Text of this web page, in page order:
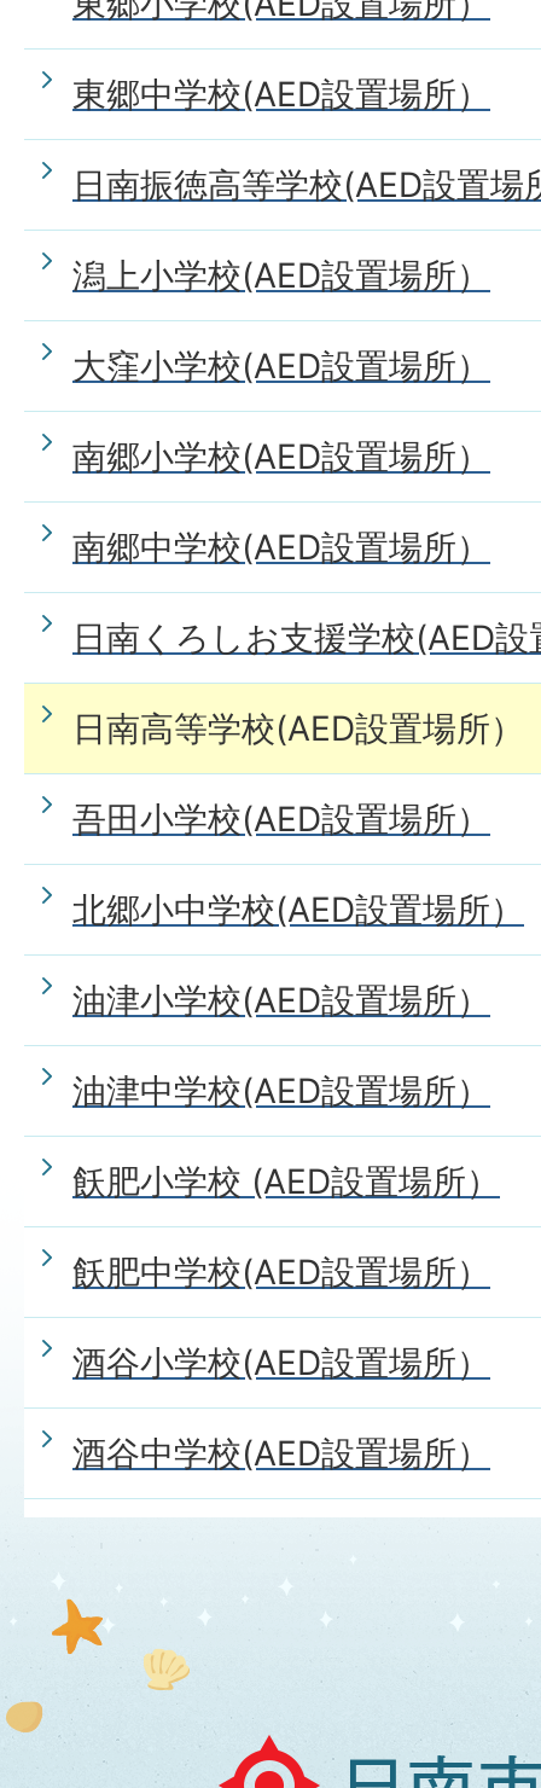
東郷中学校(AED設置場所）
日南振徳高等学校(AED設置場
潟上小学校(AED設置場所）
大窪小学校(AED設置場所）
南郷小学校(AED設置場所）
南郷中学校(AED設置場所）
日南くろしお支援学校(AED設
日南高等学校(AED設置場所）
吾田小学校(AED設置場所）
北郷小中学校(AED設置場所）
油津小学校(AED設置場所）
油津中学校(AED設置場所）
飫肥小学校 (AED設置場所）
飫肥中学校(AED設置場所）
酒谷小学校(AED設置場所）
酒谷中学校(AED設置場所）
日